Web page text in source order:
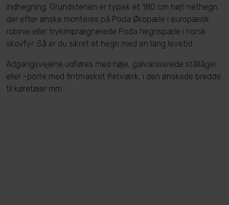
indhegning. Grundstenen er typisk et 180 cm højt nethegn,
der efter ønske monteres på Poda Økopæle i europæisk
robinie eller trykimprægnerede Poda hegnspæle i norsk
skovfyr. Så er du sikret et hegn med en lang levetid.
Adgangsvejene udføres med høje, galvaniserede stållåger
eller -porte med fintmasket fletværk, i den ønskede bredde
til køretøjer mm.